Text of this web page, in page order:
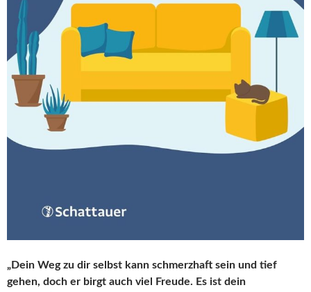
„Dein Weg zu dir selbst kann schmerzhaft sein und tief
gehen, doch er birgt auch viel Freude. Es ist dein